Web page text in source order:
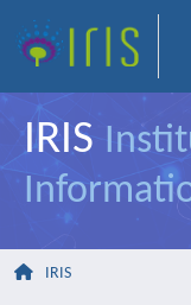
IRIS
IRIS